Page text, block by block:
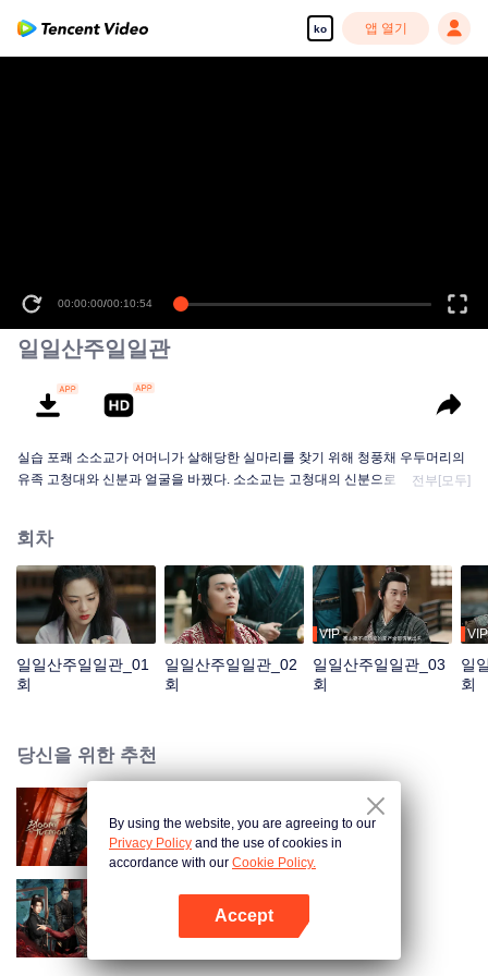
ko 앱 열기
00:00:00/00:10:54
일일산주일일관
실습 포쾌 소소교가 어머니가 살해당한 실마리를 찾기 위해 청풍채 우두머리의
유족 고청대와 신분과 얼굴을 바꿨다. 소소교는 고청대의 신분으로 첩자인 숙정
전부[모두]
회차
일일산주일일관_01
회
일일산주일일관_02
회
VIP
일일산주일일관_03
회
VIP
일
회
당신을 위한 추천
혼란 속에 피어
연연화안어포
By using the website, you are agreeing to our
Privacy Policy and the use of cookies in
accordance with our Cookie Policy.
Accept